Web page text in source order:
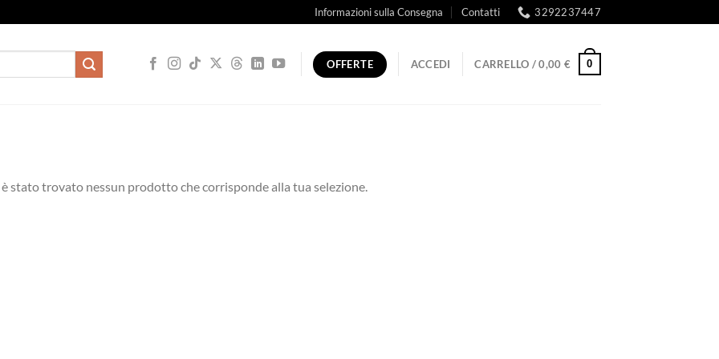
Informazioni sulla Consegna Contatti 3292237447
OFFERTE ACCEDI CARRELLO /0,00 € 0
stato trovato nessun prodotto che corrisponde alla tua selezione.